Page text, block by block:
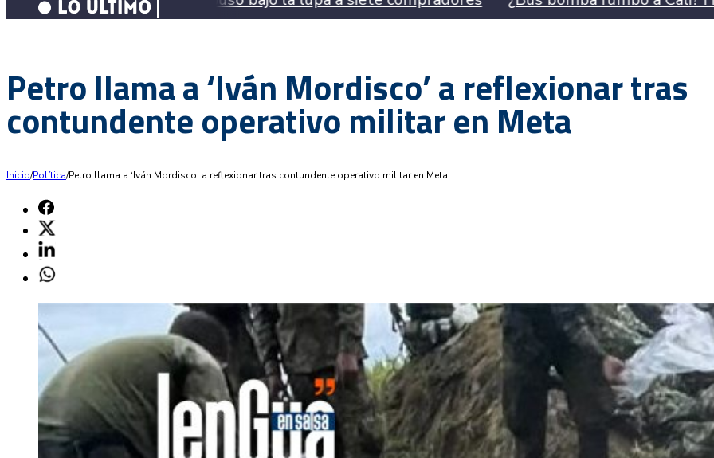
Petro llama a ‘Iván Mordisco’ a reflexionar tras
contundente operativo militar en Meta
Inicio/Política/Petro llama a ‘Iván Mordisco’ a reflexionar tras contundente operativo militar en Meta